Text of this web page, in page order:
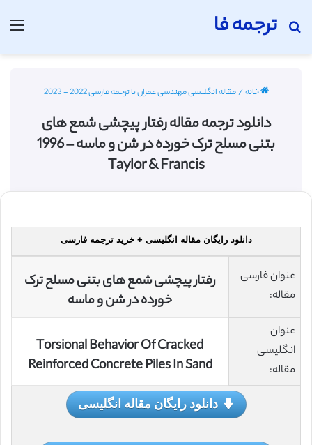
ترجمه فا
جستجو برای
خانه/مقاله انگلیسی مهندسی عمران با ترجمه فارسی 2022 - 2023
دانلود ترجمه مقاله رفتار پیچشی شمع های
بتنی مسلح ترک خورده در شن و ماسه – 1996
Taylor & Francis
دانلود رایگان مقاله انگلیسی + خرید ترجمه فارسی
عنوان فارسی
مقاله:
رفتار پیچشی شمع های بتنی مسلح ترک
خورده در شن و ماسه
عنوان
انگلیسی
مقاله:
Torsional Behavior Of Cracked
Reinforced Concrete Piles In Sand
دانلود رایگان مقاله انگلیسی